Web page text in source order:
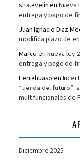
sita.evelin en Nueva
entrega y pago de
Juan Ignacio Diaz
modifica plazo de
Marco en Nueva ley
entrega y pago de
Ferrehuaso en
“tienda del futuro”:
multifuncionales de
Diciembre 2025